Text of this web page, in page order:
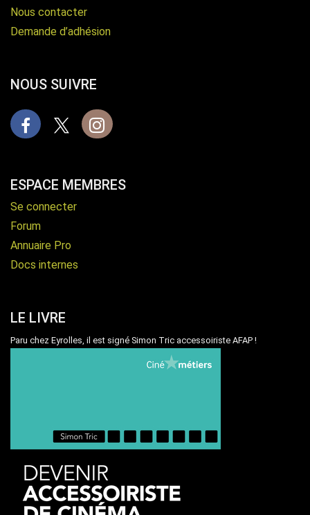
Nous contacter
Demande d’adhésion
NOUS SUIVRE
ESPACE MEMBRES
Se connecter
Forum
Annuaire Pro
Docs internes
LE LIVRE
Paru chez Eyrolles, il est signé Simon Tric accessoiriste AFAP !